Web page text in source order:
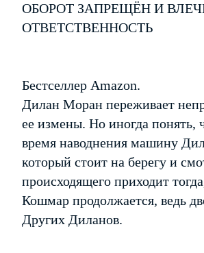
ОБОРОТ ЗАПРЕЩЁН И
ОТВЕТСТВЕННОСТЬ
Бестселлер Amazon.
Дилан Моран переживает
ее измены. Но иногда понять,
время наводнения машину
который стоит на берегу и
происходящего приходит
Кошмар продолжается, ведь
Других Диланов.